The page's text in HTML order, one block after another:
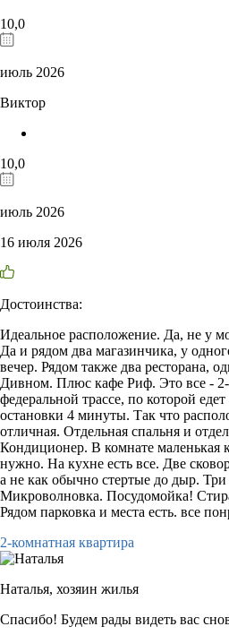
10,0
июль 2026
Виктор
10,0
июль 2026
16 июля 2026
Достоинства:
Идеальное расположение. Да, не у
Да и рядом два магазинчика, у
вечер. Рядом также два ресторана,
Дивном. Плюс кафе Риф. Это все -
федеральной трассе, по которой
остановки 4 минуты. Так что
отличная. Отдельная спальня и
Кондиционер. В комнате маленькая
нужно. На кухне есть все. Две
а не как обычно стертые до дыр.
Микроволновка. Посудомойка!
Рядом парковка и места есть. все
2-комнатная квартира
Наталья, хозяин жилья
Спасибо! Будем рады видеть вас